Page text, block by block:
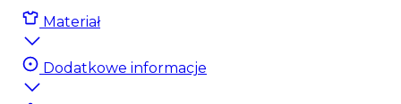
✔ Antypoślizgowa podstawa
podczas posi
✔ Stylowy, naturalny design pasuj
każdego wnętrza
Materiał
Dodatkowe informacje